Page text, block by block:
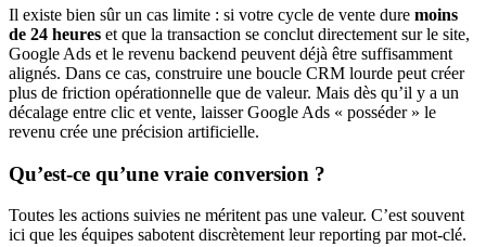
Il existe bien sûr un cas limite : si votre cycle de vente dure moins
de 24 heures et que la transaction se conclut directement sur le site,
Google Ads et le revenu backend peuvent déjà être suffisamment
alignés. Dans ce cas, construire une boucle CRM lourde peut créer
plus de friction opérationnelle que de valeur. Mais dès qu’il y a un
décalage entre clic et vente, laisser Google Ads « posséder » le
revenu crée une précision artificielle.
Qu’est-ce qu’une vraie conversion ?
Toutes les actions suivies ne méritent pas une valeur. C’est souvent
ici que les équipes sabotent discrètement leur reporting par mot-clé.